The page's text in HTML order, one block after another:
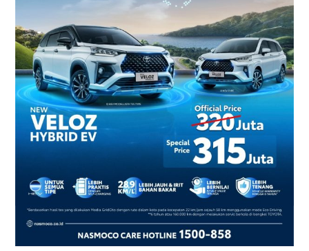
Promo
Terbaru
di
Yogyakarta